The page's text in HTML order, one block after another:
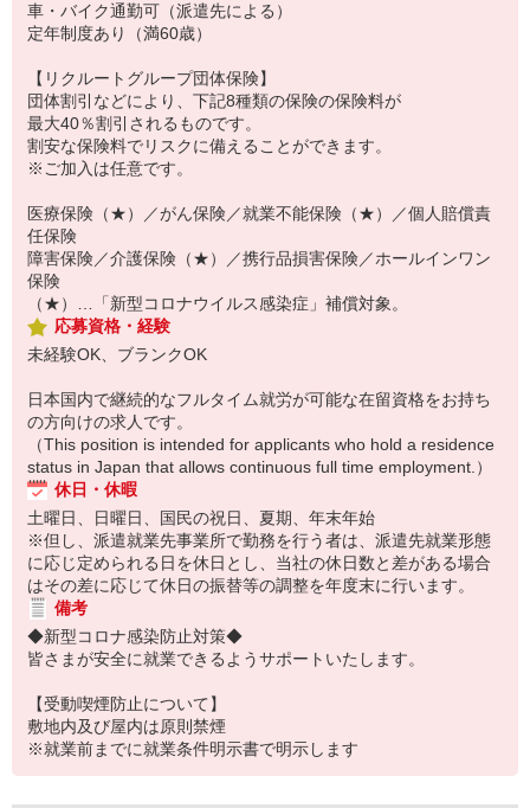
車・バイク通勤可（派遣先による）
定年制度あり（満60歳）
【リクルートグループ団体保険】
団体割引などにより、下記8種類の保険の保険料が
最大40％割引されるものです。
割安な保険料でリスクに備えることができます。
※ご加入は任意です。
医療保険（★）／がん保険／就業不能保険（★）／個人賠償責
任保険
障害保険／介護保険（★）／携行品損害保険／ホールインワン
保険
（★）…「新型コロナウイルス感染症」補償対象。
応募資格・経験
未経験OK、ブランクOK
日本国内で継続的なフルタイム就労が可能な在留資格をお持ち
の方向けの求人です。
（This position is intended for applicants who hold a residence
status in Japan that allows continuous full time employment.）
休日・休暇
土曜日、日曜日、国民の祝日、夏期、年末年始
※但し、派遣就業先事業所で勤務を行う者は、派遣先就業形態
に応じ定められる日を休日とし、当社の休日数と差がある場合
はその差に応じて休日の振替等の調整を年度末に行います。
備考
◆新型コロナ感染防止対策◆
皆さまが安全に就業できるようサポートいたします。
【受動喫煙防止について】
敷地内及び屋内は原則禁煙
※就業前までに就業条件明示書で明示します